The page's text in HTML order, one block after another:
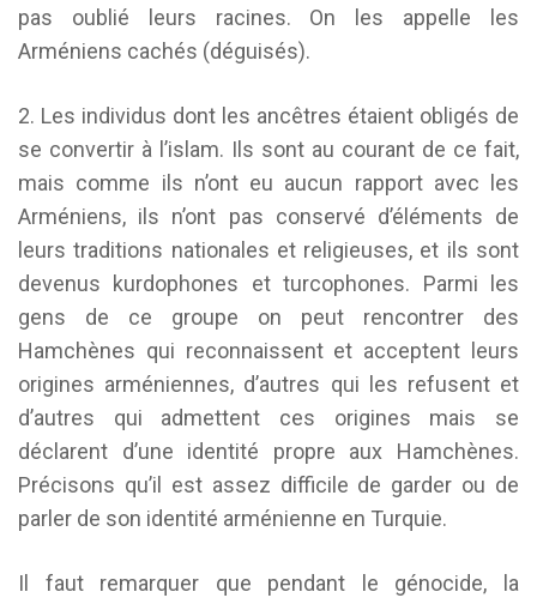
pas oublié leurs racines. On les appelle les
Arméniens cachés (déguisés).
2. Les individus dont les ancêtres étaient obligés de
se convertir à l’islam. Ils sont au courant de ce fait,
mais comme ils n’ont eu aucun rapport avec les
Arméniens, ils n’ont pas conservé d’éléments de
leurs traditions nationales et religieuses, et ils sont
devenus kurdophones et turcophones. Parmi les
gens de ce groupe on peut rencontrer des
Hamchènes qui reconnaissent et acceptent leurs
origines arméniennes, d’autres qui les refusent et
d’autres qui admettent ces origines mais se
déclarent d’une identité propre aux Hamchènes.
Précisons qu’il est assez difficile de garder ou de
parler de son identité arménienne en Turquie.
Il faut remarquer que pendant le génocide, la